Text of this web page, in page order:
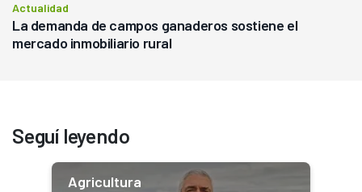
Actualidad
La demanda de campos ganaderos sostiene el
mercado inmobiliario rural
Seguí leyendo
Agricultura